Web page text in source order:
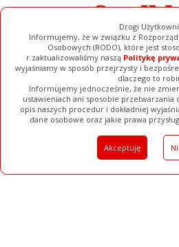
Drogi
Informujemy, że w związku z
Osobowych (RODO), które jest
r.zaktualizowaliśmy naszą Politykę
wyjaśniamy w sposób przejrzysty i
dlaczego to
Informujemy jednocześnie, że nie
ustawieniach ani sposobie przetwarzania
opis naszych procedur i dokładniej
dane osobowe oraz jakie prawa
Akceptuję
Ogłoszenia Filmy Galerie